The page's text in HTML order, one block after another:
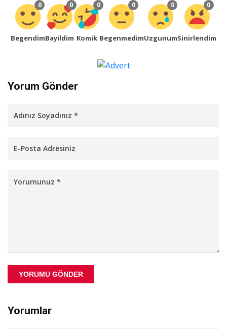
0
Begendim
0
Bayildim
0
Komik
0
Begenmedim
0
Uzgunum
0
Sinirlendim
Yorum Gönder
YORUMU GÖNDER
Yorumlar